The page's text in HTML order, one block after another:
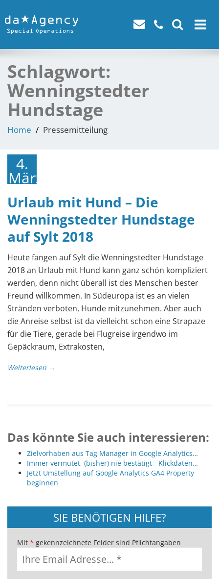
Toggle
Schlagwort:
Wenningstedter
Hundstage
Home Pressemitteilung
4.
März
2018
Urlaub mit Hund – Die
Wenningstedter Hundstage
auf Sylt 2018
Heute fangen auf Sylt die Wenningstedter Hundstage
2018 an Urlaub mit Hund kann ganz schön kompliziert
werden, denn nicht überall ist des Menschen bester
Freund willkommen. In Südeuropa ist es an vielen
Stränden verboten, Hunde mitzunehmen. Aber auch
die Anreise selbst ist da vielleicht schon eine Strapaze
für die Tiere, gerade bei Flugreise irgendwo im
Gepäckraum, Extrakosten,
Weiterlesen →
Das könnte Sie auch interessieren:
Zielvorhaben aus Tag Manager in Google Analytics…
Immer vermutet, (bisher) nie bestätigt - Klickdaten…
Jetzt Umstellung auf Google Analytics GA4 Property
beginnen
SIE BENÖTIGEN HILFE?
Mit * gekennzeichnete Felder sind Pflichtangaben